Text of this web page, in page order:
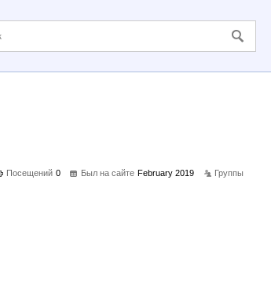
Посещений 0 Был на сайте February 2019
Группы